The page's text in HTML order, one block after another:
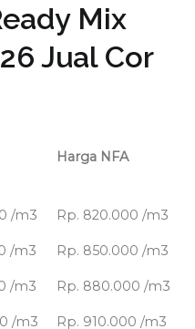
Mix
Jual Cor
Harga NFA
/m3 Rp. 820.000 /m3
/m3 Rp. 850.000 /m3
/m3 Rp. 880.000 /m3
/m3 Rp. 910.000 /m3